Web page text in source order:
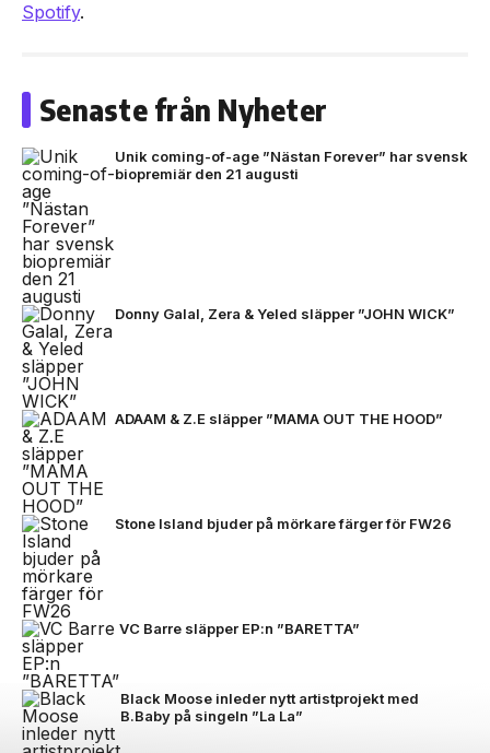
Spotify.
Senaste från Nyheter
Unik coming-of-age ”Nästan Forever” har svensk
biopremiär den 21 augusti
Donny Galal, Zera & Yeled släpper ”JOHN WICK”
ADAAM & Z.E släpper ”MAMA OUT THE HOOD”
Stone Island bjuder på mörkare färger för FW26
VC Barre släpper EP:n ”BARETTA”
Black Moose inleder nytt artistprojekt med
B.Baby på singeln ”La La”